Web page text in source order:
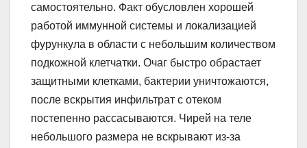
самостоятельно. Факт обусловлен хорошей
работой иммунной системы и локализацией
фурункула в области с небольшим количеством
подкожной клетчатки. Очаг быстро обрастает
защитными клетками, бактерии уничтожаются,
после вскрытия инфильтрат с отеком
постепенно рассасываются. Чирей на теле
небольшого размера не вскрывают из-за